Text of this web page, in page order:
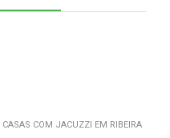
CASAS COM JACUZZI EM RIBEIRA